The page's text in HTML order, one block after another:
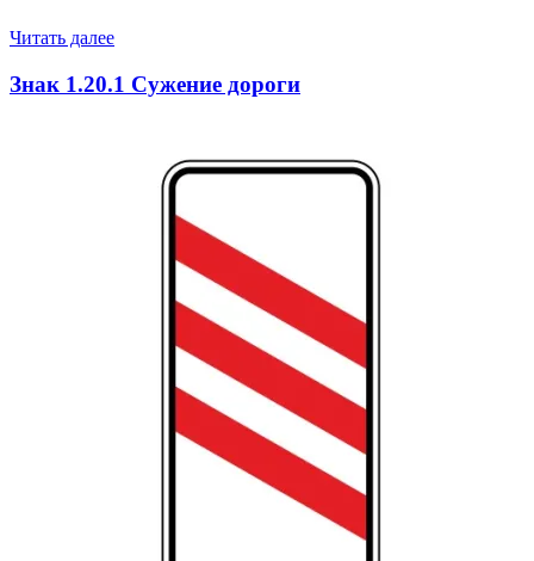
Читать далее
Знак 1.20.1 Сужение дороги